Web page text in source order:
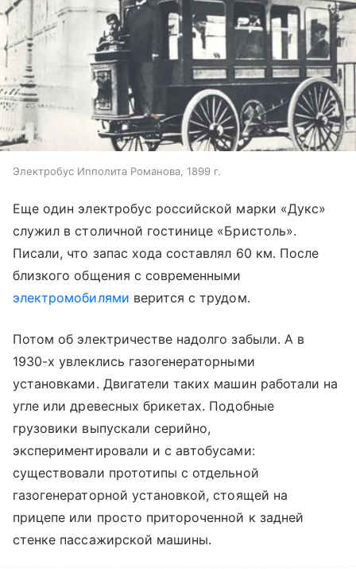
Электробус Ипполита Романова, 1899 г.
Еще один электробус российской марки «Дукс»
служил в столичной гостинице «Бристоль».
Писали, что запас хода составлял 60 км. После
близкого общения с современными
электромобилями верится с трудом.
Потом об электричестве надолго забыли. А в
1930-х увлеклись газогенераторными
установками. Двигатели таких машин работали на
угле или древесных брикетах. Подобные
грузовики выпускали серийно,
экспериментировали и с автобусами:
существовали прототипы с отдельной
газогенераторной установкой, стоящей на
прицепе или просто притороченной к задней
стенке пассажирской машины.